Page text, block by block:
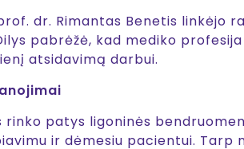
dr. Rimantas Benetis linkėjo
pabrėžė, kad mediko
atsidavimą darbui.
rinko patys ligoninės
ir dėmesiu pacientui.